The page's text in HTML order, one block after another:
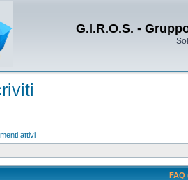
G.I.R.O.S. -
attivi
FAQ